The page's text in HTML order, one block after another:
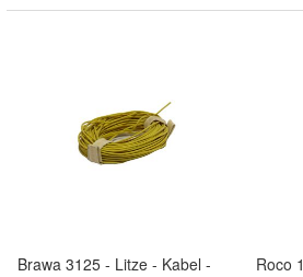
Brawa 3125 - Litze - Kabel -
Roco